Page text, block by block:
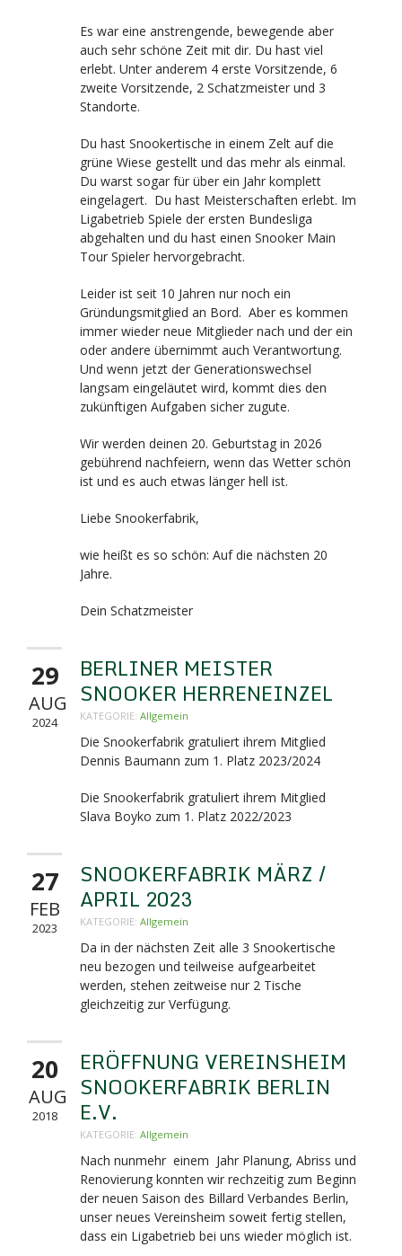
Es war eine anstrengende, bewegende aber
auch sehr schöne Zeit mit dir. Du hast viel
erlebt. Unter anderem 4 erste Vorsitzende, 6
zweite Vorsitzende, 2 Schatzmeister und 3
Standorte.
Du hast Snookertische in einem Zelt auf die
grüne Wiese gestellt und das mehr als einmal.
Du warst sogar für über ein Jahr komplett
eingelagert. Du hast Meisterschaften erlebt. Im
Ligabetrieb Spiele der ersten Bundesliga
abgehalten und du hast einen Snooker Main
Tour Spieler hervorgebracht.
Leider ist seit 10 Jahren nur noch ein
Gründungsmitglied an Bord. Aber es kommen
immer wieder neue Mitglieder nach und der ein
oder andere übernimmt auch Verantwortung.
Und wenn jetzt der Generationswechsel
langsam eingeläutet wird, kommt dies den
zukünftigen Aufgaben sicher zugute.
Wir werden deinen 20. Geburtstag in 2026
gebührend nachfeiern, wenn das Wetter schön
ist und es auch etwas länger hell ist.
Liebe Snookerfabrik,
wie heißt es so schön: Auf die nächsten 20
Jahre.
Dein Schatzmeister
29
AUG
2024
BERLINER MEISTER
SNOOKER HERRENEINZEL
KATEGORIE: Allgemein
Die Snookerfabrik gratuliert ihrem Mitglied
Dennis Baumann zum 1. Platz 2023/2024
Die Snookerfabrik gratuliert ihrem Mitglied
Slava Boyko zum 1. Platz 2022/2023
27
FEB
2023
SNOOKERFABRIK MÄRZ /
APRIL 2023
KATEGORIE: Allgemein
Da in der nächsten Zeit alle 3 Snookertische
neu bezogen und teilweise aufgearbeitet
werden, stehen zeitweise nur 2 Tische
gleichzeitig zur Verfügung.
20
AUG
2018
ERÖFFNUNG VEREINSHEIM
SNOOKERFABRIK BERLIN
E.V.
KATEGORIE: Allgemein
Nach nunmehr einem Jahr Planung, Abriss und
Renovierung konnten wir rechzeitig zum Beginn
der neuen Saison des Billard Verbandes Berlin,
unser neues Vereinsheim soweit fertig stellen,
dass ein Ligabetrieb bei uns wieder möglich ist.